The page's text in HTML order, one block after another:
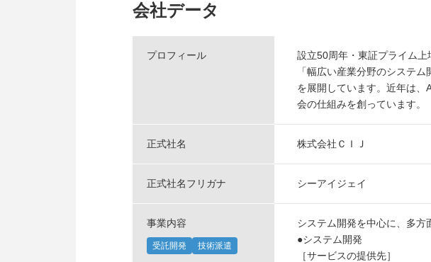
会社データ
プロフィール
設立50周年・東証プライム
「幅広い産業分野のシステ
を展開しています。近年は
会の仕組みを創っています。
正式社名 株式会社ＣＩＪ
正式社名フリガナ シーアイジェイ
事業内容
受託開発 技術派遣
システム開発を中心に、多方
●システム開発
［サービスの提供先］